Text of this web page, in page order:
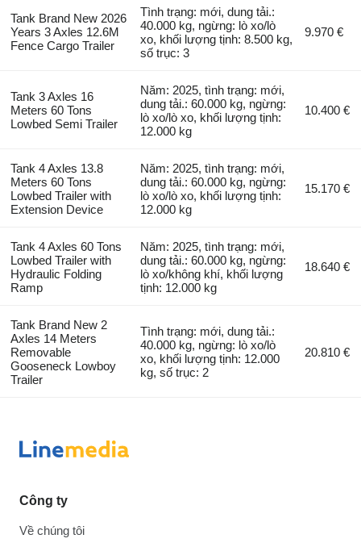
Tank Brand New 2026
Years 3 Axles 12.6M
Fence Cargo Trailer
Tình trạng: mới, dung tải.:
40.000 kg, ngừng: lò xo/lò
xo, khối lượng tịnh: 8.500 kg,
số trục: 3
9.970 €
Tank 3 Axles 16
Meters 60 Tons
Lowbed Semi Trailer
Năm: 2025, tình trạng: mới,
dung tải.: 60.000 kg, ngừng:
lò xo/lò xo, khối lượng tịnh:
12.000 kg
10.400 €
Tank 4 Axles 13.8
Meters 60 Tons
Lowbed Trailer with
Extension Device
Năm: 2025, tình trạng: mới,
dung tải.: 60.000 kg, ngừng:
lò xo/lò xo, khối lượng tịnh:
12.000 kg
15.170 €
Tank 4 Axles 60 Tons
Lowbed Trailer with
Hydraulic Folding
Ramp
Năm: 2025, tình trạng: mới,
dung tải.: 60.000 kg, ngừng:
lò xo/không khí, khối lượng
tịnh: 12.000 kg
18.640 €
Tank Brand New 2
Axles 14 Meters
Removable
Gooseneck Lowboy
Trailer
Tình trạng: mới, dung tải.:
40.000 kg, ngừng: lò xo/lò
xo, khối lượng tịnh: 12.000
kg, số trục: 2
20.810 €
Công ty
Về chúng tôi